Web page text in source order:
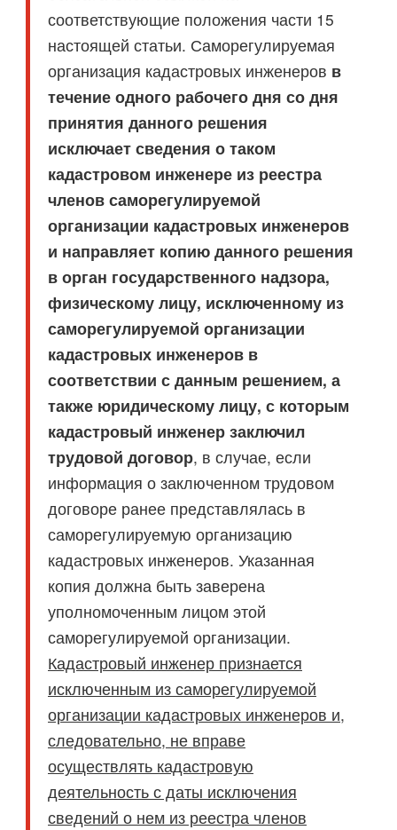
соответствующие положения части 15
настоящей статьи. Саморегулируемая
организация кадастровых инженеров в
течение одного рабочего дня со дня
принятия данного решения
исключает сведения о таком
кадастровом инженере из реестра
членов саморегулируемой
организации кадастровых инженеров
и направляет копию данного решения
в орган государственного надзора,
физическому лицу, исключенному из
саморегулируемой организации
кадастровых инженеров в
соответствии с данным решением, а
также юридическому лицу, с которым
кадастровый инженер заключил
трудовой договор, в случае, если
информация о заключенном трудовом
договоре ранее представлялась в
саморегулируемую организацию
кадастровых инженеров. Указанная
копия должна быть заверена
уполномоченным лицом этой
саморегулируемой организации.
Кадастровый инженер признается
исключенным из саморегулируемой
организации кадастровых инженеров и,
следовательно, не вправе
осуществлять кадастровую
деятельность с даты исключения
сведений о нем из реестра членов